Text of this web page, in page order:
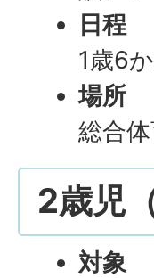
日程
1歳6
場所
総合
2歳児
対象